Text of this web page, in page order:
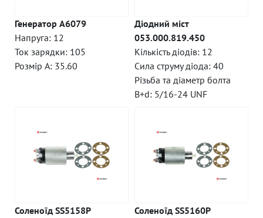
Генератор A6079
Напруга: 12
Ток зарядки: 105
Розмір A: 35.60
Діодний міст
053.000.819.450
Кількість діодів: 12
Сила струму діода: 40
Різьба та діаметр болта
B+d: 5/16-24 UNF
Соленоїд SS5158P
Соленоїд SS5160P